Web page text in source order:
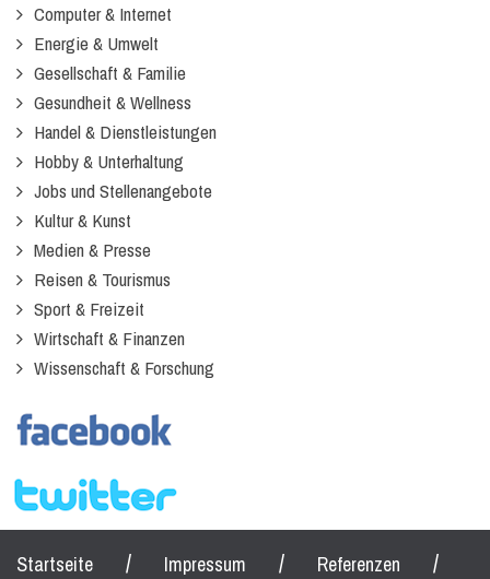
Computer & Internet
Energie & Umwelt
Gesellschaft & Familie
Gesundheit & Wellness
Handel & Dienstleistungen
Hobby & Unterhaltung
Jobs und Stellenangebote
Kultur & Kunst
Medien & Presse
Reisen & Tourismus
Sport & Freizeit
Wirtschaft & Finanzen
Wissenschaft & Forschung
Startseite / Impressum / Referenzen /